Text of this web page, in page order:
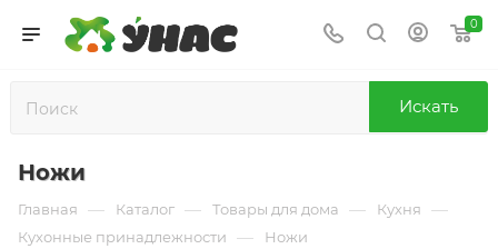
0
Искать
Ножи
Главная — Каталог — Товары для дома — Кухня —
Кухонные принадлежности — Ножи